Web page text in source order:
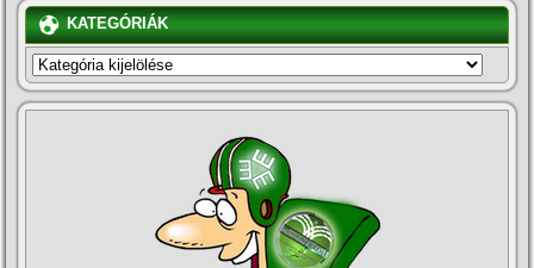
KATEGÓRIÁK
KATEGÓRIÁK